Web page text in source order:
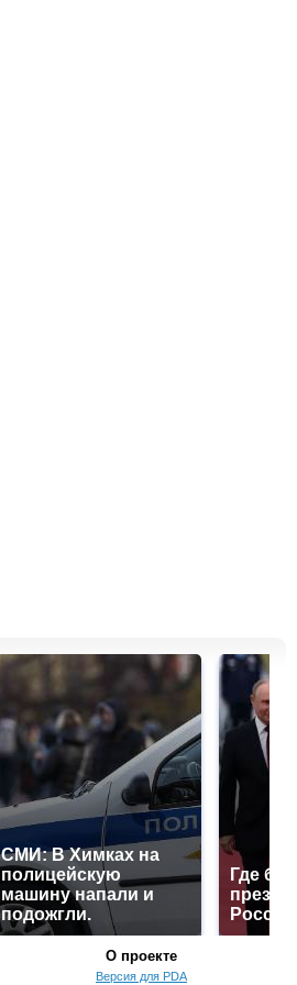
СМИ: В Химках на
полицейскую
машину напали и
подожгли.
Где
О проекте
Версия для PDA